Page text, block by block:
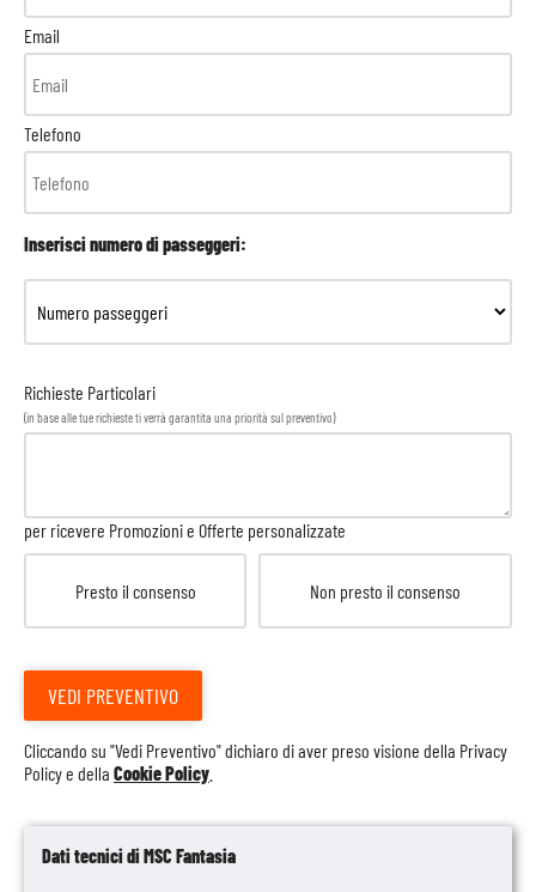
Dati tecnici di MSC Fantasia
Email
Telefono
Inserisci numero di passeggeri:
Richieste Particolari
(in base alle tue richieste ti verrà garantita una priorità sul preventivo)
per ricevere Promozioni e Offerte personalizzate
Presto il consenso Non presto il consenso
VEDI PREVENTIVO
Cliccando su "Vedi Preventivo" dichiaro di aver preso visione della Privacy
Policye della Cookie Policy